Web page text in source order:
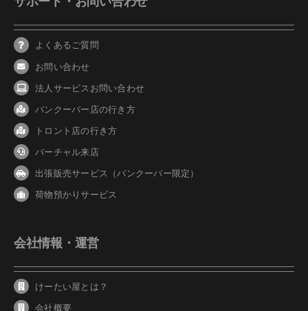
よくあるご質問
お問い合わせ
法人サービスお問い合わせ
バンクーバー 店の行き方
トロント店の行き方
バーチャル来店
出張販売サービス（バンクーバー限定）
荷物預かりサービス
会社情報・運営
けーたい屋とは？
会社概要